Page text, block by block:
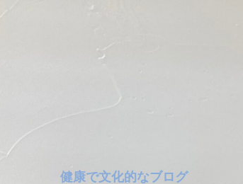
健康で文化的なブログ